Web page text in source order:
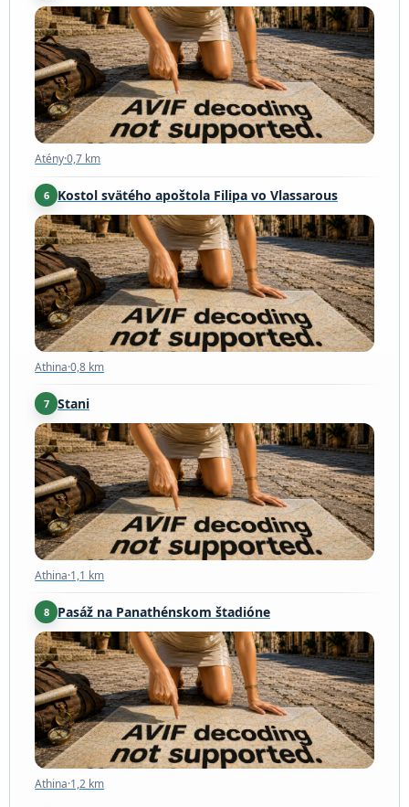
Atény·0,7 km
Atény·0,7 km
6 Kostol svätého apoštola Filipa vo Vlassarous
Athina·0,8 km
Athina·0,8 km
7 Stani
Athina·1,1 km
Athina·1,1 km
8 Pasáž na Panathénskom štadióne
Athina·1,2 km
Athina·1,2 km